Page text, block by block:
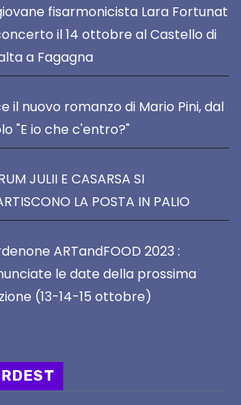
fisarmonicista Lara Fortunat
il 14 ottobre al Castello di
a Fagagna
il nuovo romanzo di Mario Pini, dal
"E io che c'entro?"
JULII E CASARSA SI
LA POSTA IN PALIO
ARTandFOOD 2023 :
le date della prossima
(13-14-15 ottobre)